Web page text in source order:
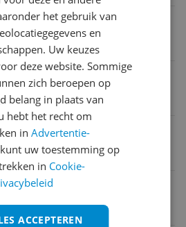
leeftijd
leeftijd
het gebruik van
en
Uw keuzes
deze website. Sommige
zich beroepen op
belang in plaats van
hebt het recht om
inAdvertentie-
uw toestemming op
in Cookie-
ACCEPTEREN